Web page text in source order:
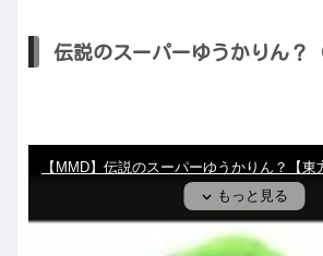
伝説のスーパーゆうかりん？（